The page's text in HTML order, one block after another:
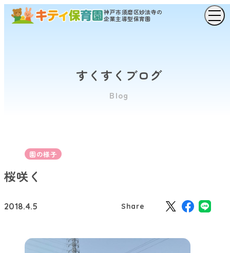
神戸市須磨区妙法寺の
企業主導型保育園
すくすくブログ
Blog
園の様子
桜咲く
2018.4.5 Share